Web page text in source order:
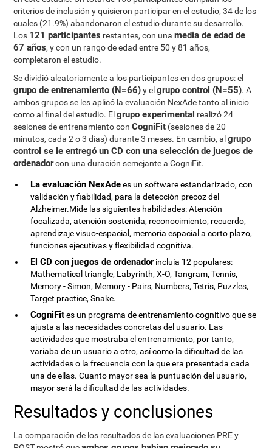
criterios de inclusión y quisieron participar en el estudio, 34 de los
cuales (21.9%) abandonaron el estudio durante su desarrollo.
Los 121 participantes restantes, con unamedia de edad de
67 años, y con un rango de edad entre 50 y 81 años,
completaron el estudio.
Se dividió aleatoriamente a los participantes en dos grupos: el
grupo de entrenamiento (N=66)y elgrupo control (N=55). A
ambos grupos se les aplicó la evaluación NexAde tanto al inicio
como al final del estudio. Elgrupo experimental realizó 24
sesiones de entrenamiento conCogniFit (sesiones de 20
minutos, cada 2 o 3 días) durante 3 meses. En cambio, algrupo
control se le entregó un CD con una selección de juegos de
ordenadorcon una duración semejante a CogniFit.
La evaluación NexAdees un software estandarizado, con
validación y fiabilidad, para la detección precoz del
Alzheimer.Mide las siguientes habilidades: Atención
focalizada, atención sostenida, reconocimiento, recuerdo,
aprendizaje visuo-espacial, memoria espacial a corto plazo,
funciones ejecutivas y flexibilidad cognitiva.
El CD con juegos de ordenadorincluía 12 populares:
Mathematical triangle, Labyrinth, X-O, Tangram, Tennis,
Memory - Simon, Memory - Pairs, Numbers, Tetris, Puzzles,
Target practice, Snake.
CogniFites un programa de entrenamiento cognitivo que se
ajusta a las necesidades concretas del usuario. Las
actividades que mostraba el entrenamiento, por tanto,
variaba de un usuario a otro, así como la dificultad de las
actividades o la frecuencia con la que era presentada cada
una de ellas. Cuanto mayor sea la puntuación del usuario,
mayor será la dificultad de las actividades.
Resultados y conclusiones
La comparación de los resultados de las evaluaciones PRE y